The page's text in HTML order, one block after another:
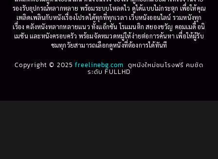
Betrayal(1)
Biography(3)
1997
1996
1995
1994
1993
1992
1991
1990
รองรับอุปกรณ์หลากหลาย พร้อมระบบโหลดไว ดูได้แบบไม่กระตุก เพื่อให้คุณ
เพลิดเพลินกับหนังเรื่องโปรดได้ทุกที่ทุกเวลา เว็บหนังออนไลน์ รวมหนังทุก
เรื่อง คลังหนังหลากหลายแนว ทั้งแอ็กชัน โรแมนติก สยองขวัญ คอมเมดี้ อนิ
เมชัน และหนังครอบครัว พร้อมจัดหมวดหมู่ให้ง่ายต่อการค้นหา เพื่อให้ผู้รับ
ชมทุกวัยสามารถเลือกดูหนังที่ต้องการได้ทันที
Copyright © 2025freelinebg.com ดูหนังใหม่ชนโรงฟรี คมชัด
ระดับ FULLHD